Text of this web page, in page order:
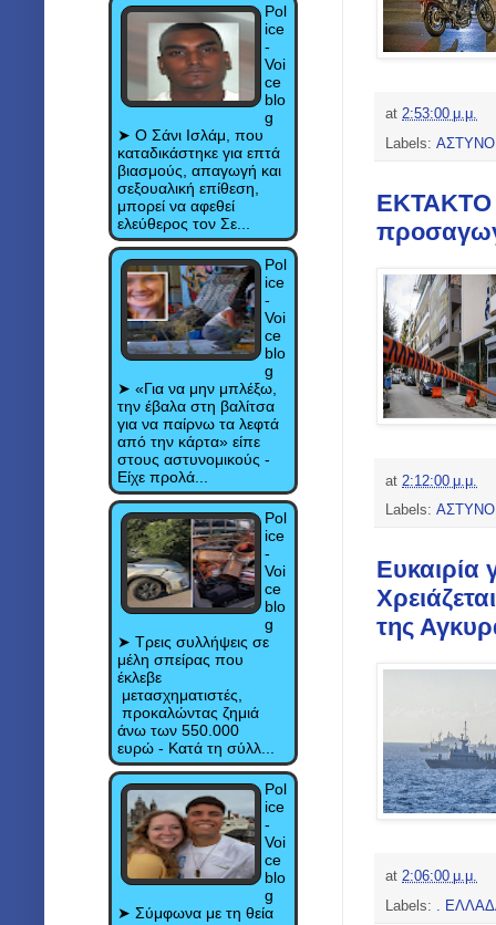
at 2:53:00 μ.μ.
Labels:
ΕΚΤΑΚΤΟ
at 2:12:00 μ.μ.
Labels:
Ευκαιρία
της
at 2:06:00 μ.μ.
Labels:
.
Pol
ice
-
Voi
ce
blo
g
➤ Ο Σάνι Ισλάμ, που
καταδικάστηκε για επτά
βιασμούς, απαγωγή και
σεξουαλική επίθεση,
μπορεί να αφεθεί
ελεύθερος τον Σε...
Pol
ice
-
Voi
ce
blo
g
➤ «Για να μην μπλέξω,
την έβαλα στη βαλίτσα
για να παίρνω τα λεφτά
από την κάρτα» είπε
στους αστυνομικούς -
Είχε προλά...
Pol
ice
-
Voi
ce
blo
g
➤ Τρεις συλλήψεις σε
μέλη σπείρας που
έκλεβε
μετασχηματιστές,
προκαλώντας ζημιά
άνω των 550.000
ευρώ - Κατά τη σύλλ...
Pol
ice
-
Voi
ce
blo
g
➤ Σύμφωνα με τη θεία